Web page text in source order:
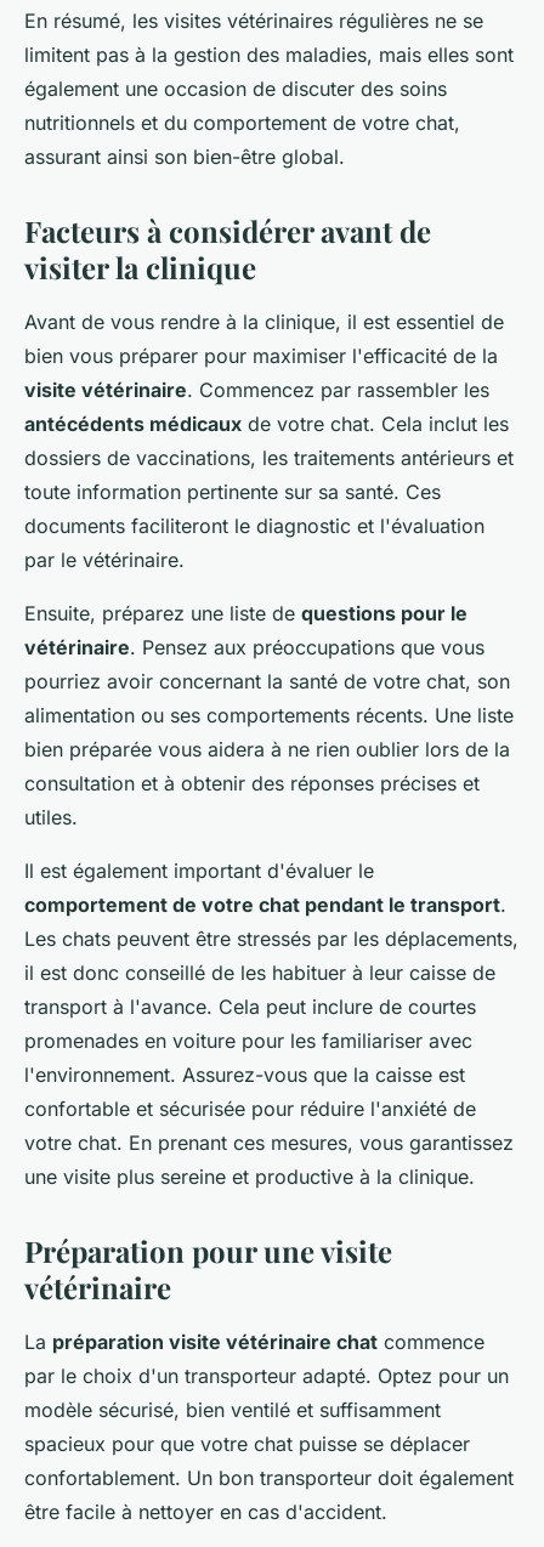
En résumé, les visites vétérinaires régulières ne se
limitent pas à la gestion des maladies, mais elles sont
également une occasion de discuter des soins
nutritionnels et du comportement de votre chat,
assurant ainsi son bien-être global.
Facteurs à considérer avant de
visiter la clinique
Avant de vous rendre à la clinique, il est essentiel de
bien vous préparer pour maximiser l'efficacité de la
visite vétérinaire. Commencez par rassembler les
antécédents médicaux de votre chat. Cela inclut les
dossiers de vaccinations, les traitements antérieurs et
toute information pertinente sur sa santé. Ces
documents faciliteront le diagnostic et l'évaluation
par le vétérinaire.
Ensuite, préparez une liste de questions pour le
vétérinaire. Pensez aux préoccupations que vous
pourriez avoir concernant la santé de votre chat, son
alimentation ou ses comportements récents. Une liste
bien préparée vous aidera à ne rien oublier lors de la
consultation et à obtenir des réponses précises et
utiles.
Il est également important d'évaluer le
comportement de votre chat pendant le transport.
Les chats peuvent être stressés par les déplacements,
il est donc conseillé de les habituer à leur caisse de
transport à l'avance. Cela peut inclure de courtes
promenades en voiture pour les familiariser avec
l'environnement. Assurez-vous que la caisse est
confortable et sécurisée pour réduire l'anxiété de
votre chat. En prenant ces mesures, vous garantissez
une visite plus sereine et productive à la clinique.
Préparation pour une visite
vétérinaire
La préparation visite vétérinaire chat commence
par le choix d'un transporteur adapté. Optez pour un
modèle sécurisé, bien ventilé et suffisamment
spacieux pour que votre chat puisse se déplacer
confortablement. Un bon transporteur doit également
être facile à nettoyer en cas d'accident.